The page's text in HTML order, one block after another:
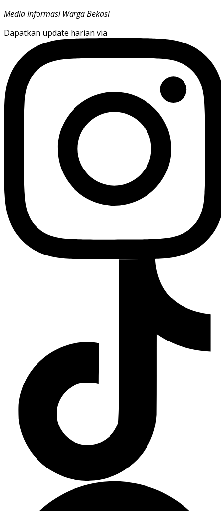
Media Informasi Warga Bekasi
Dapatkan update harian via